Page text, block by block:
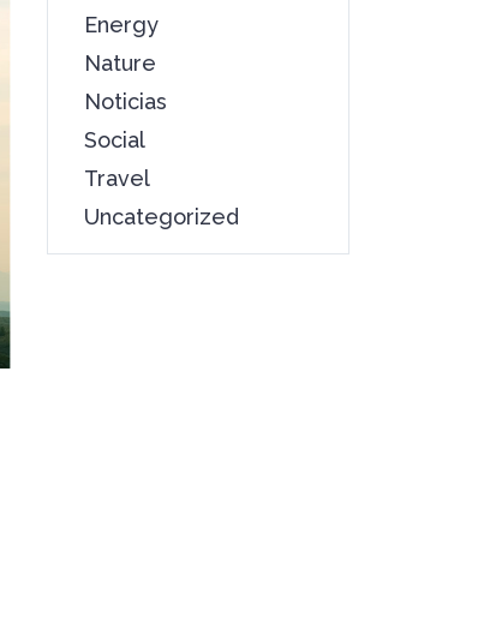
Energy
Nature
Noticias
Social
Travel
Uncategorized